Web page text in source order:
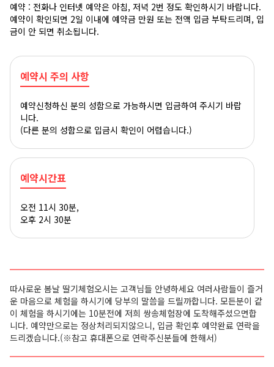
예약 : 전화나 인터넷 예약은 아침, 저녁 2번 정도 확인하시기 바랍니다.
예약이 확인되면 2일 이내에 예약금 만원 또는 전액 입금 부탁드리며, 입
금이 안 되면 취소됩니다.
예약시 주의 사항
예약신청하신 분의 성함으로 가능하시면 입금하여 주시기 바랍
니다.
(다른 분의 성함으로 입금시 확인이 어렵습니다.)
예약시간표
오전 11시 30분,
오후 2시 30분
따사로운 봄날 딸기체험오시는 고객님들 안녕하세요 여러사람들이 즐거
운 마음으로 체험을 하시기에 당부의 말씀을 드릴까합니다. 모든분이 같
이 체험을 하시기에는 10분전에 저희 쌍송체험장에 도착해주셨으면합
니다. 예약만으로는 정상처리되지않으니, 입금 확인후 예약완료 연락을
드리겠습니다.(※참고 휴대폰으로 연락주신분들에 한해서)